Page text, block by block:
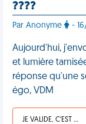
????
Par Anonyme -
Aujourd'hui,
et lumière
réponse qu'une
égo, VDM
JE VALIDE, C'EST UNE VDM